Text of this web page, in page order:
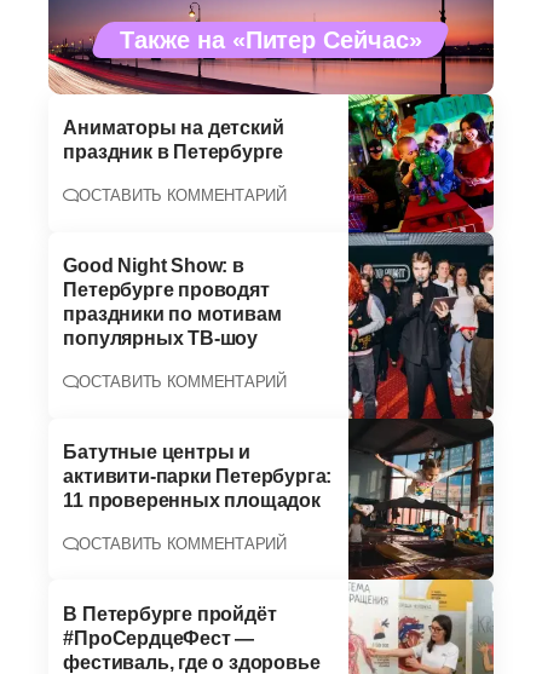
Также на «Питер Сейчас»
Аниматоры на детский
праздник в Петербурге
ОСТАВИТЬ КОММЕНТАРИЙ
Good Night Show: в
Петербурге проводят
праздники по мотивам
популярных ТВ-шоу
ОСТАВИТЬ КОММЕНТАРИЙ
Батутные центры и
активити-парки Петербурга:
11 проверенных площадок
ОСТАВИТЬ КОММЕНТАРИЙ
В Петербурге пройдёт
#ПроСердцеФест —
фестиваль, где о здоровье